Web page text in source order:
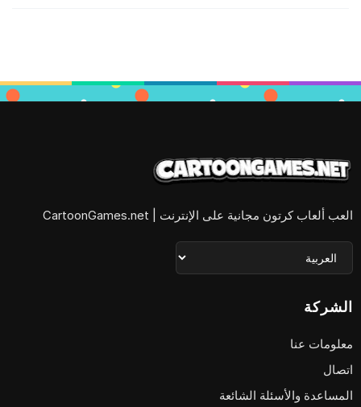
العب ألعاب كرتون مجانية على الإنترنت | CartoonGames.net
الشركة
معلومات عنا
اتصال
المساعدة والأسئلة الشائعة